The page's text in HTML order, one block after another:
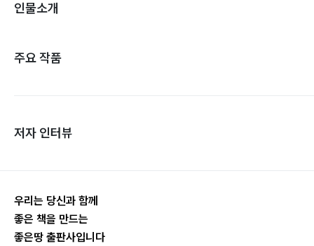
인물소개
주요 작품
저자 인터뷰
우리는 당신과 함께
좋은 책을 만드는
좋은땅 출판사입니다